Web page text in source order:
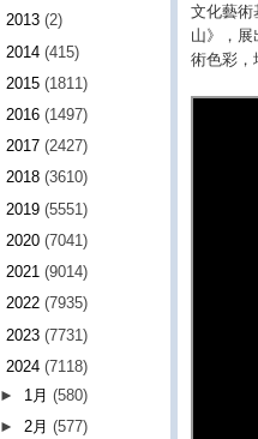
文化藝術
山》，
術色彩，
2013 (2)
2014 (415)
2015 (1811)
2016 (1497)
2017 (2427)
2018 (3610)
2019 (5551)
2020 (7041)
2021 (9014)
2022 (7935)
2023 (7731)
2024 (7118)
► 1月(580)
►2月(577)